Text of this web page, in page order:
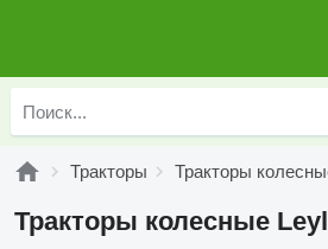
Тракторы Тракторы
Тракторы колесные